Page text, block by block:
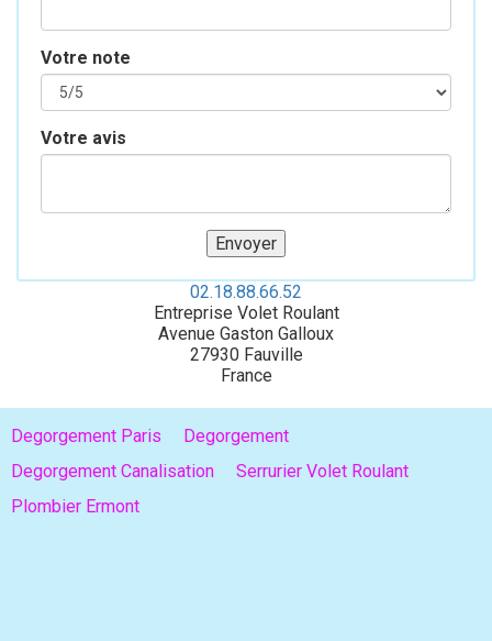
Votre note
Votre avis
02.18.88.66.52
Entreprise Volet Roulant
Avenue Gaston Galloux
27930 Fauville
France
Degorgement Paris
Degorgement
Degorgement Canalisation
Serrurier Volet Roulant
Plombier Ermont